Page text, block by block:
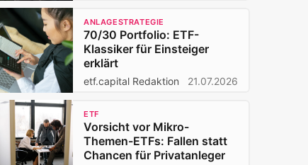
ANLAGESTRATEGIE
70/30 Portfolio: ETF-
Klassiker für Einsteiger
erklärt
etf.capital Redaktion 21.07.2026
ETF
Vorsicht vor Mikro-
Themen-ETFs: Fallen statt
Chancen für Privatanleger